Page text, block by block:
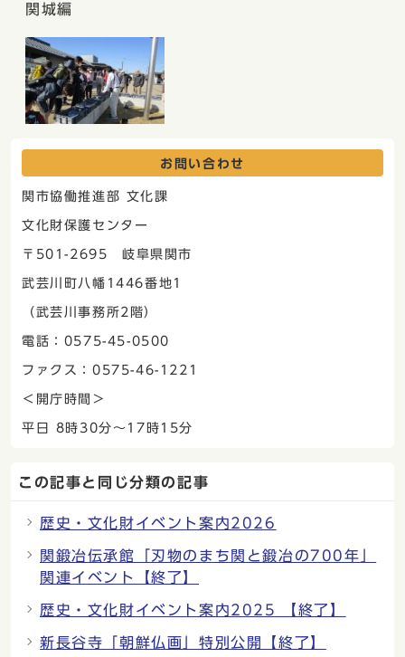
関城編
お問い合わせ
関市協働推進部 文化課
文化財保護センター
〒501-2695 岐阜県関市
武芸川町八幡1446番地1
（武芸川事務所2階）
電話：0575-45-0500
ファクス：0575-46-1221
＜開庁時間＞
平日 8時30分〜17時15分
この記事と同じ分類の記事
歴史・文化財イベント案内2026
関鍛冶伝承館「刃物のまち関と鍛冶の700年」
関連イベント【終了】
歴史・文化財イベント案内2025 【終了】
新長谷寺「朝鮮仏画」特別公開【終了】